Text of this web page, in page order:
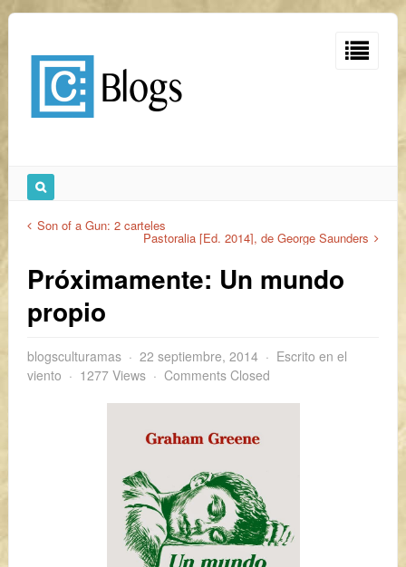
Son of a Gun: 2 carteles
Pastoralia [Ed. 2014], de George Saunders
Próximamente: Un mundo
propio
blogsculturamas 22 septiembre, 2014
Escrito en el
viento
1277 Views Comments Closed